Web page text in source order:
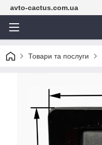
avto-cactus.com.ua
Товари та послуги